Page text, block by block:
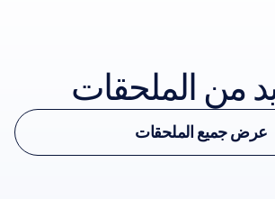
من الملحقات
عرض الإكسسوار
عرض جميع الملحقات
عرض جميع الملحقات